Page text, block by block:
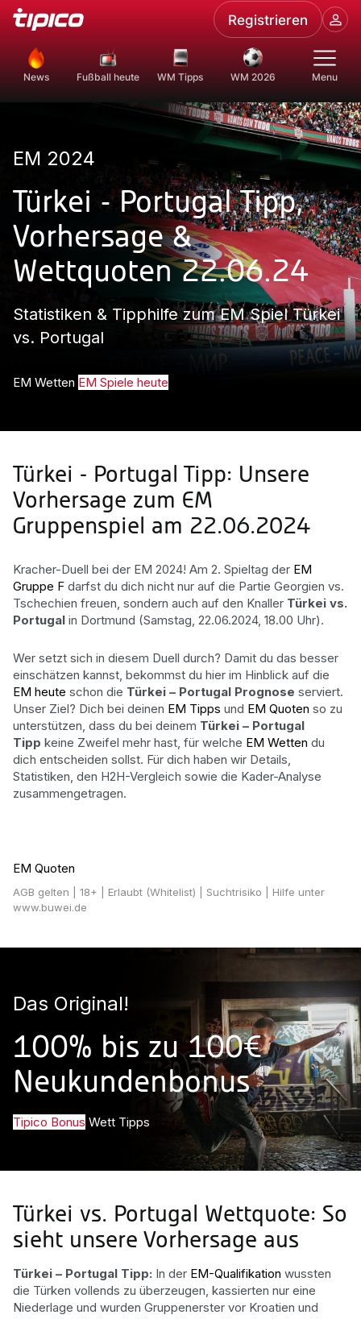
Registrieren
News Fußball heute WM Tipps WM 2026 Menu
EM 2024
Türkei - Portugal Tipp,
Vorhersage &
Wettquoten 22.06.24
Statistiken & Tipphilfe zum EM Spiel Türkei
vs. Portugal
EM Wetten EM Spiele heute
Türkei - Portugal Tipp: Unsere
Vorhersage zum EM
Gruppenspiel am 22.06.2024
Kracher-Duell bei der EM 2024! Am 2. Spieltag der EM
Gruppe F darfst du dich nicht nur auf die Partie Georgien vs.
Tschechien freuen, sondern auch auf den Knaller Türkei vs.
Portugal in Dortmund (Samstag, 22.06.2024, 18.00 Uhr).
Wer setzt sich in diesem Duell durch? Damit du das besser
einschätzen kannst, bekommst du hier im Hinblick auf die
EM heute schon die Türkei – Portugal Prognose serviert.
Unser Ziel? Dich bei deinen EM Tipps und EM Quoten so zu
unterstützen, dass du bei deinem Türkei – Portugal
Tipp keine Zweifel mehr hast, für welche EM Wetten du
dich entscheiden sollst. Für dich haben wir Details,
Statistiken, den H2H-Vergleich sowie die Kader-Analyse
zusammengetragen.
EM Quoten
AGB gelten | 18+ | Erlaubt (Whitelist) | Suchtrisiko | Hilfe unter
www.buwei.de
Das Original!
100% bis zu 100€
Neukundenbonus
Tipico Bonus Wett Tipps
Türkei vs. Portugal Wettquote: So
sieht unsere Vorhersage aus
Türkei – Portugal Tipp: In der EM-Qualifikation wussten
die Türken vollends zu überzeugen, kassierten nur eine
Niederlage und wurden Gruppenerster vor Kroatien und